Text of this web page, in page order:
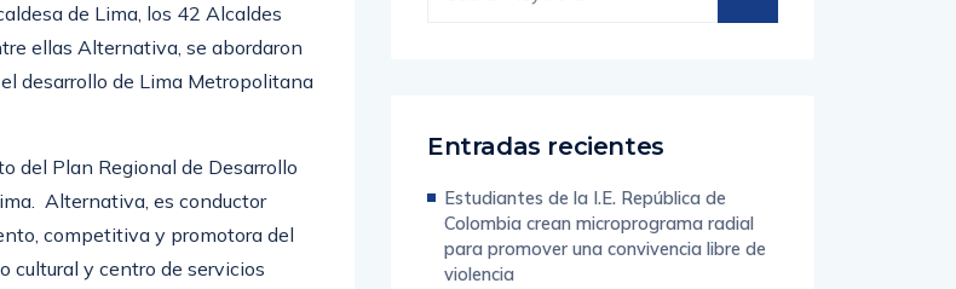
de Lima, los 42 Alcaldes
ellas Alternativa, se abordaron
desarrollo de Lima Metropolitana
del Plan Regional de Desarrollo
Alternativa, es conductor
competitiva y promotora del
cultural y centro de servicios
Entradas recientes
Estudiantes de la I.E. República de
Colombia crean microprograma radial
para promover una convivencia libre de
violencia